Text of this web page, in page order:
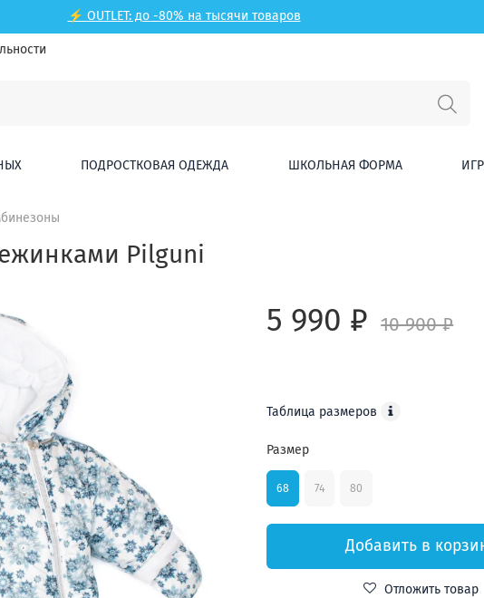
⚡ OUTLET: до -80% на тысячи товаров
ПОДРОСТКОВАЯ ОДЕЖДА ШКОЛЬНАЯ ФОРМА
Pilguni
5 990 ₽ 10 900 ₽
Таблица размеров
Размер
68 74 80
Добавить в
Отложить товар